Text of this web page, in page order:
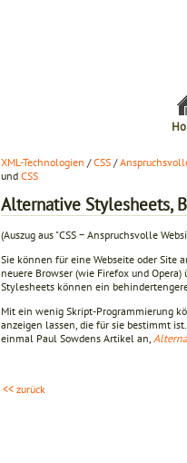
XML-Technologien /CSS /
und CSS
Alternative Stylesheets,
(Auszug aus "CSS − Anspruchsvolle
Sie können für eine Webseite oder Site
neuere Browser (wie Firefox und
Stylesheets können ein
Mit ein wenig Skript-Programmierung
anzeigen lassen, die für sie bestimmt
einmal Paul Sowdens Artikel an,
<< zurück